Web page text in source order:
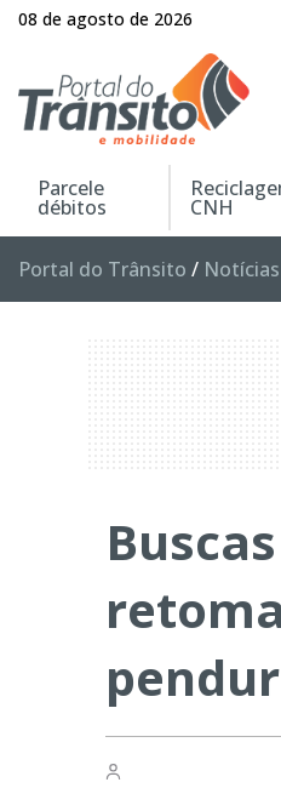
08 de agosto de 2026
Parcele
débitos CNH
Portal do Trânsito / Notícias